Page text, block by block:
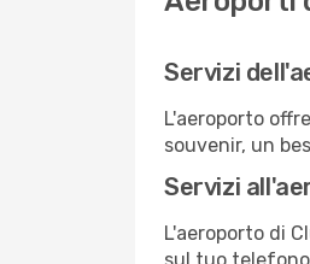
Servizi
L'aeroporto
souvenir, un
Servizi
L'aeroporto di